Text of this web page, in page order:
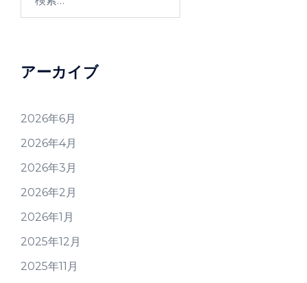
アーカイブ
2026年6月
2026年4月
2026年3月
2026年2月
2026年1月
2025年12月
2025年11月